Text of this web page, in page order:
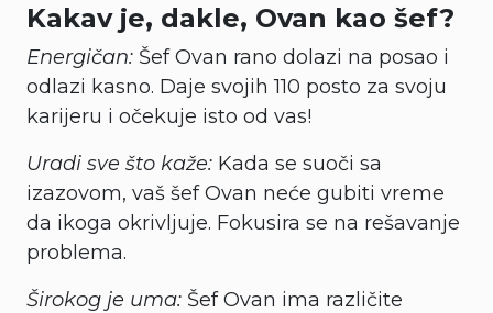
Kakav je, dakle, Ovan kao šef?
Energičan: Šef Ovan rano dolazi na posao i
odlazi kasno. Daje svojih 110 posto za svoju
karijeru i očekuje isto od vas!
Uradi sve što kaže: Kada se suoči sa
izazovom, vaš šef Ovan neće gubiti vreme
da ikoga okrivljuje. Fokusira se na rešavanje
problema.
Širokog je uma: Šef Ovan ima različite